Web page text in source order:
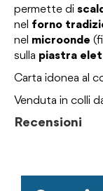
permette di
nel forno
nel microonde
sulla piastra
Carta idonea al
Venduta in colli
Recensioni